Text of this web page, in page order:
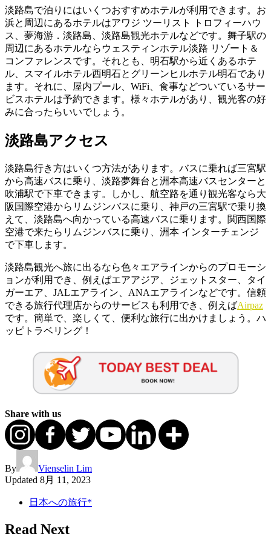
淡路島で泊りにはいくつおすすめホテルが利用できます。お
浜と周辺にあるホテルはアワジ ツーリスト トロフィーハウ
ス、夢海游．淡路島、淡路島観光ホテルなどです。舞子駅の
周辺にあるホテルならウェスティンホテル淡路 リゾート＆
コンファレンスです。それとも、明石駅から近くあるホテ
ル、スマイルホテル西明石とグリーンヒルホテル明石であり
ます。それに、屋内プール、WiFi、食事などついているサー
ビスホテルは予約できます。様々ホテルがあり、観光客の好
みに合ったらいいでしょう。
淡路島アクセス
淡路島行き方はいくつ方法があります。バスに乗れば三宮駅
から高速バスに乗り、淡路夢舞台と洲本高速バスセンターと
吹浦駅で下車できます。しかし、航空路を通り観光客なら大
阪国際空港からリムジンバスに乗り、神戸の三宮駅で乗り換
えて、淡路島へ向かっている高速バスに乗ります。関西国際
空港で来たらリムジンバスに乗り、洲本 インターチェンジ
で下車します。
淡路島観光へ旅に出るなら色々エアラインからのプロモーシ
ョンが利用でき、例えばエアアジア、ジェットスター、タイ
ガーエア、JALエアライン、ANAエアラインなどです。信頼
できる旅行代理店からのサービスも利用でき、例えばAirpaz
です。簡単で、楽しくて、便利な旅行に出かけましょう。ハ
ッピトラベリング！
Share with us
By
Vienselin Lim
Updated 8月 11, 2023
日本への旅行*
Read Next